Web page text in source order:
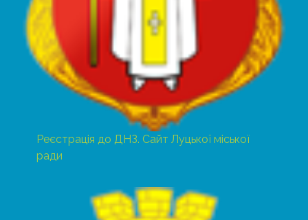
Реєстрація до ДНЗ. Сайт Луцької міської
ради